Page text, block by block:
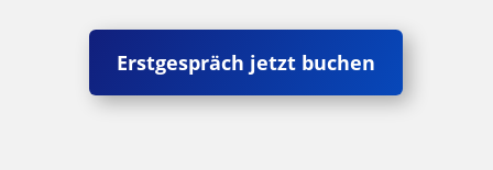
Erstgespräch jetzt buchen